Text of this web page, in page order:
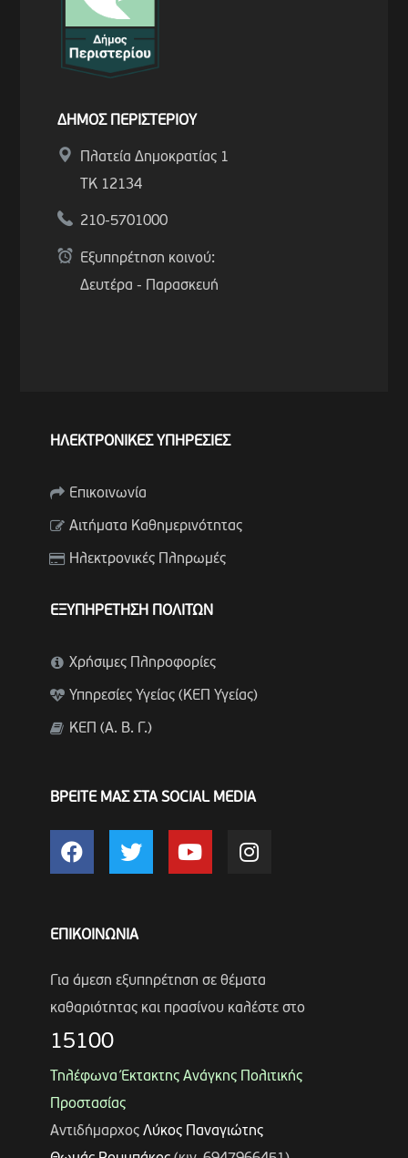
ΔΗΜΟΣ ΠΕΡΙΣΤΕΡΙΟΥ
Πλατεία Δημοκρατίας 1
ΤΚ 12134
210-5701000
Εξυπηρέτηση κοινού:
Δευτέρα - Παρασκευή
ΗΛΕΚΤΡΟΝΙΚΕΣ ΥΠΗΡΕΣΙΕΣ
Επικοινωνία
Αιτήματα Καθημερινότητας
Ηλεκτρονικές Πληρωμές
ΕΞΥΠΗΡΕΤΗΣΗ ΠΟΛΙΤΩΝ
Χρήσιμες Πληροφορίες
Υπηρεσίες Υγείας (ΚΕΠ Υγείας)
ΚΕΠ (Α. Β. Γ.)
ΒΡΕΙΤΕ ΜΑΣ ΣΤΑ SOCIAL MEDIA
ΕΠΙΚΟΙΝΩΝΙΑ
Για άμεση εξυπηρέτηση σε θέματα
καθαριότητας και πρασίνου καλέστε στο
15100
Τηλέφωνα Έκτακτης Ανάγκης Πολιτικής
Προστασίας
Αντιδήμαρχος Λύκος Παναγιώτης